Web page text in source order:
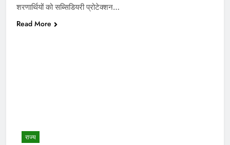
शरणार्थियों को सब्सिडियरी प्रोटेक्शन…
Read More
राज्य